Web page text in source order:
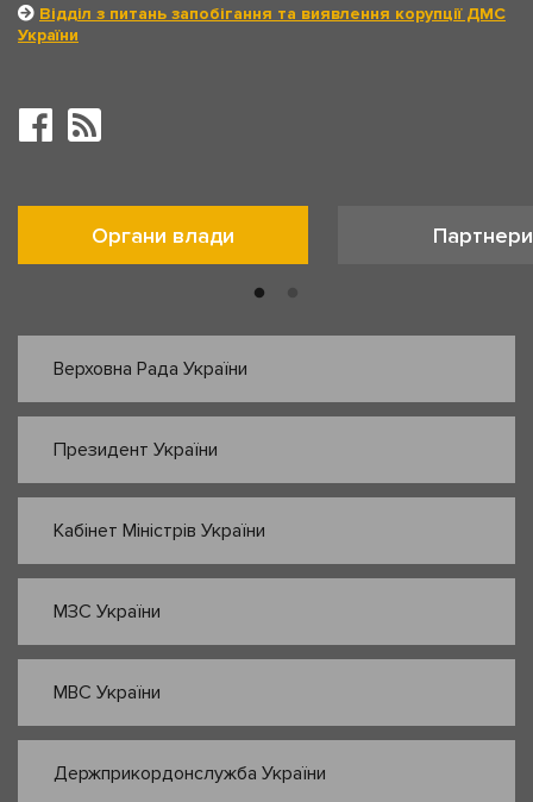
Відділ з питань запобігання та виявлення корупції ДМС
України
Органи влади Партнери
Верховна Рада України
Президент України
Кабінет Міністрів України
МЗС України
МВС України
Держприкордонслужба України